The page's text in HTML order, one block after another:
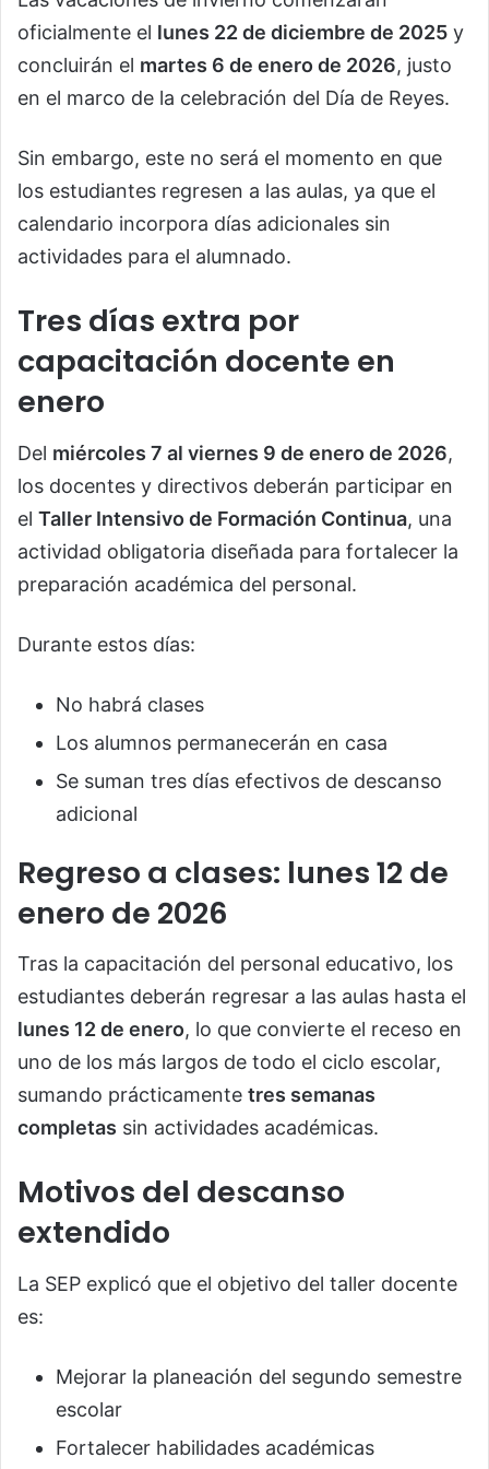
oficialmente el lunes 22 de diciembre de 2025 y
concluirán el martes 6 de enero de 2026, justo
en el marco de la celebración del Día de Reyes.
Sin embargo, este no será el momento en que
los estudiantes regresen a las aulas, ya que el
calendario incorpora días adicionales sin
actividades para el alumnado.
Tres días extra por
capacitación docente en
enero
Del miércoles 7 al viernes 9 de enero de 2026,
los docentes y directivos deberán participar en
el Taller Intensivo de Formación Continua, una
actividad obligatoria diseñada para fortalecer la
preparación académica del personal.
Durante estos días:
No habrá clases
Los alumnos permanecerán en casa
Se suman tres días efectivos de descanso
adicional
Regreso a clases: lunes 12 de
enero de 2026
Tras la capacitación del personal educativo, los
estudiantes deberán regresar a las aulas hasta el
lunes 12 de enero, lo que convierte el receso en
uno de los más largos de todo el ciclo escolar,
sumando prácticamente tres semanas
completas sin actividades académicas.
Motivos del descanso
extendido
La SEP explicó que el objetivo del taller docente
es:
Mejorar la planeación del segundo semestre
escolar
Fortalecer habilidades académicas